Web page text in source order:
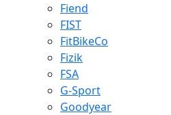
Fiend
FIST
FitBikeCo
Fizik
FSA
G-Sport
Goodyear